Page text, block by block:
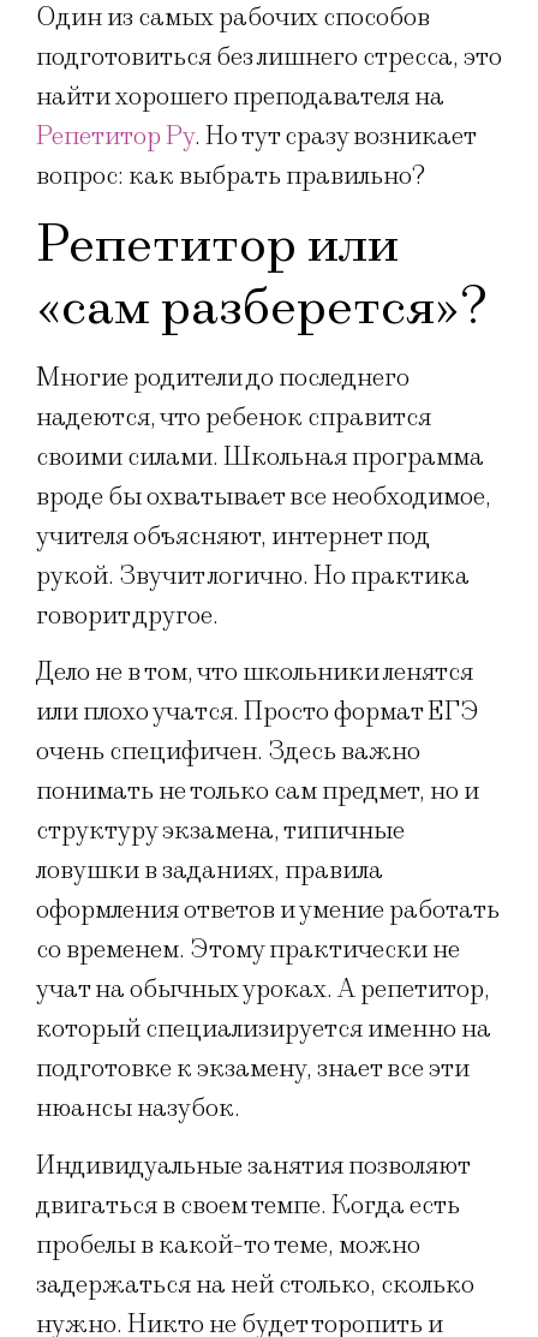
Один из самых рабочих способов
подготовиться без лишнего стресса, это
найти хорошего преподавателя на
Репетитор Ру. Но тут сразу возникает
вопрос: как выбрать правильно?
Репетитор или
«сам разберется»?
Многие родители до последнего
надеются, что ребенок справится
своими силами. Школьная программа
вроде бы охватывает всe необходимое,
учителя объясняют, интернет под
рукой. Звучит логично. Но практика
говорит другое.
Дело не в том, что школьники ленятся
или плохо учатся. Просто формат ЕГЭ
очень специфичен. Здесь важно
понимать не только сам предмет, но и
структуру экзамена, типичные
ловушки в заданиях, правила
оформления ответов и умение работать
со временем. Этому практически не
учат на обычных уроках. А репетитор,
который специализируется именно на
подготовке к экзамену, знает все эти
нюансы назубок.
Индивидуальные занятия позволяют
двигаться в своем темпе. Когда есть
пробелы в какой-то теме, можно
задержаться на ней столько, сколько
нужно. Никто не будет торопить и